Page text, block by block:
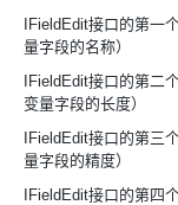
IFieldEdit接口的第一
量字段的名称）
IFieldEdit接口的第二
变量字段的长度）
IFieldEdit接口的第三
量字段的精度）
IFieldEdit接口的第四